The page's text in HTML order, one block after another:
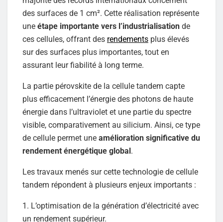
des surfaces de 1 cm². Cette réalisation représente
une étape importante vers l’industrialisation de
ces cellules, offrant des rendements plus élevés
sur des surfaces plus importantes, tout en
assurant leur fiabilité à long terme.
La partie pérovskite de la cellule tandem capte
plus efficacement l’énergie des photons de haute
énergie dans l’ultraviolet et une partie du spectre
visible, comparativement au silicium. Ainsi, ce type
de cellule permet une amélioration significative du
rendement énergétique global .
Les travaux menés sur cette technologie de cellule
tandem répondent à plusieurs enjeux importants :
1. L’optimisation de la génération d’électricité avec
un rendement supérieur.